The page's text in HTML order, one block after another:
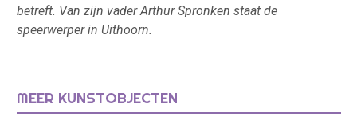
betreft. Van zijn vader Arthur Spronken staat de
speerwerper in Uithoorn.
MEER KUNSTOBJECTEN